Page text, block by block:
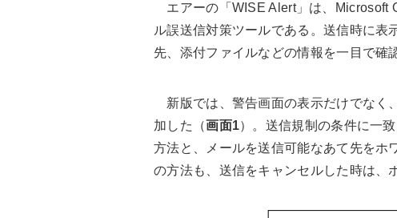
エアーの「WISE Alert」は、Microsoft
ル誤送信対策ツールである。送信時に表
先、添付ファイルなどの情報を一目で確
新版では、警告画面の表示だけでなく
加した（画面1）。送信規制の条件に一
方法と、メールを送信可能なあて先をホ
の方法も、送信をキャンセルした時は、